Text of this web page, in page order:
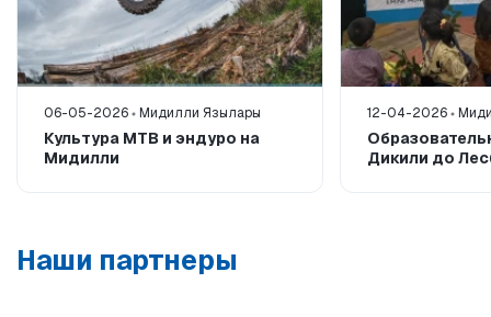
06-05-2026 Мидилли Язылары
Культура MTB и эндуро на
Мидилли
12-04-2026
Дикили до
Наши партнеры